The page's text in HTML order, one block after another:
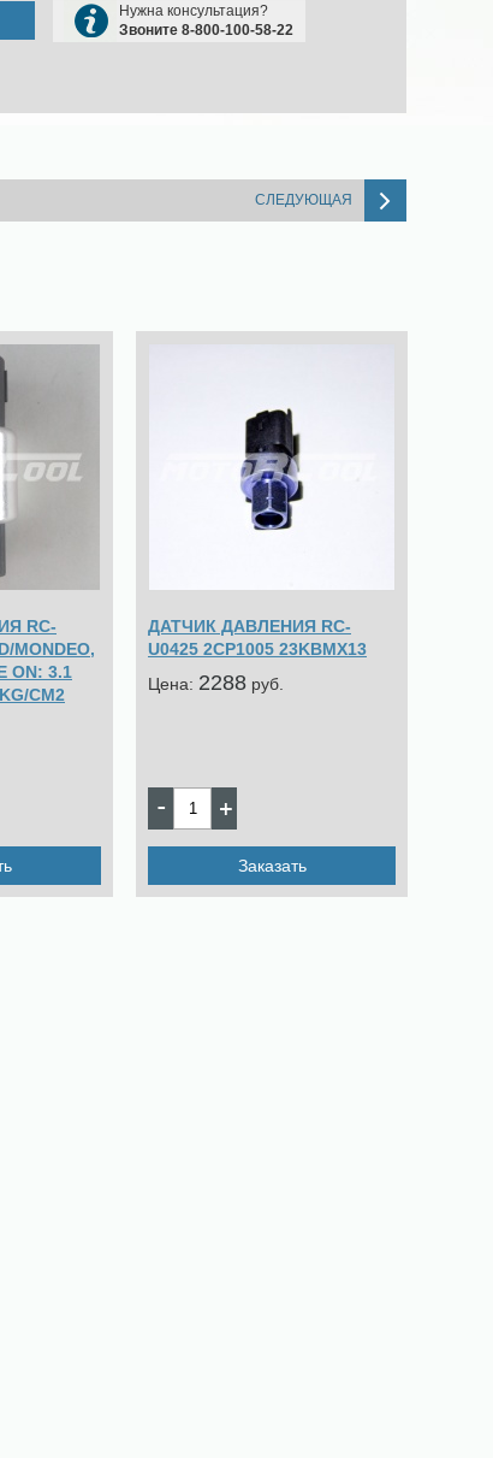
Нужна консультация?
Звоните 8-800-100-58-22
СЛЕДУЮЩАЯ
RC-
MONDEO,
ON: 3.1
CM2
ДАТЧИК ДАВЛЕНИЯ RC-
U0425 2CP1005 23KBMX13
Цена: 2288 pуб.
Заказать